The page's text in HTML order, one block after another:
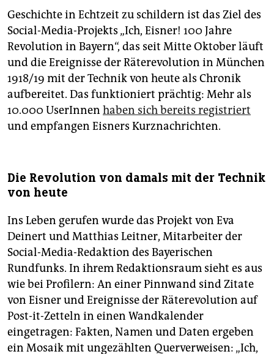
Geschichte in Echtzeit zu schildern ist das Ziel des
Social-Media-Projekts „Ich, Eisner! 100 Jahre
Revolution in Bayern“, das seit Mitte Oktober läuft
und die Ereignisse der Räterevolution in München
1918/19 mit der Technik von heute als Chronik
aufbereitet. Das funktioniert prächtig: Mehr als
10.000 UserInnen haben sich bereits registriert
und empfangen Eisners Kurznachrichten.
Die Revolution von damals mit der Technik
von heute
Ins Leben gerufen wurde das Projekt von Eva
Deinert und Matthias Leitner, Mitarbeiter der
Social-Media-Redaktion des Bayerischen
Rundfunks. In ihrem Redaktionsraum sieht es aus
wie bei Profilern: An einer Pinnwand sind Zitate
von Eisner und Ereignisse der Räterevolution auf
Post-it-Zetteln in einen Wandkalender
eingetragen: Fakten, Namen und Daten ergeben
ein Mosaik mit ungezählten Querverweisen: „Ich,